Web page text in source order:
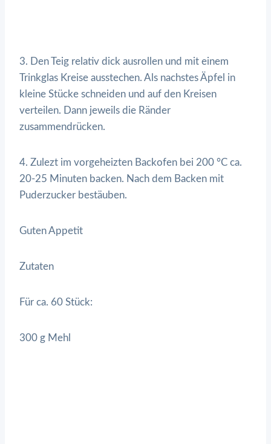
3. Den Teig relativ dick ausrollen und mit einem
Trinkglas Kreise ausstechen. Als nachstes Äpfel in
kleine Stücke schneiden und auf den Kreisen
verteilen. Dann jeweils die Ränder
zusammendrücken.
4. Zulezt im vorgeheizten Backofen bei 200 °C ca.
20-25 Minuten backen. Nach dem Backen mit
Puderzucker bestäuben.
Guten Appetit
Zutaten
Für ca. 60 Stück:
300 g Mehl